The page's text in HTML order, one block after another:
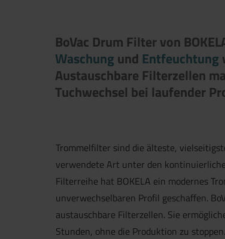
BoVac Drum Filter von
Waschung und Entfeuchtung
Austauschbare Filterzellen
Tuchwechsel bei laufender
Trommelfilter sind die älteste,
verwendete Art unter den
Filterreihe hat BOKELA ein modernes
unverwechselbaren Profil geschaffen.
austauschbare Filterzellen. Sie
Stunden, ohne die Produktion zu